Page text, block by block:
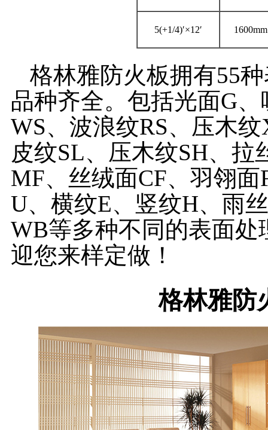
5(+1/4)′×12′
格林雅防火板拥有55
品种齐全。包括光面G
WS、波浪纹RS、压木
皮纹SL、压木纹SH、拉
MF、丝绒面CF、羽翎
U、横纹E、竖纹H、雨
WB等多种不同的表面
迎您来样定做！
格林雅防